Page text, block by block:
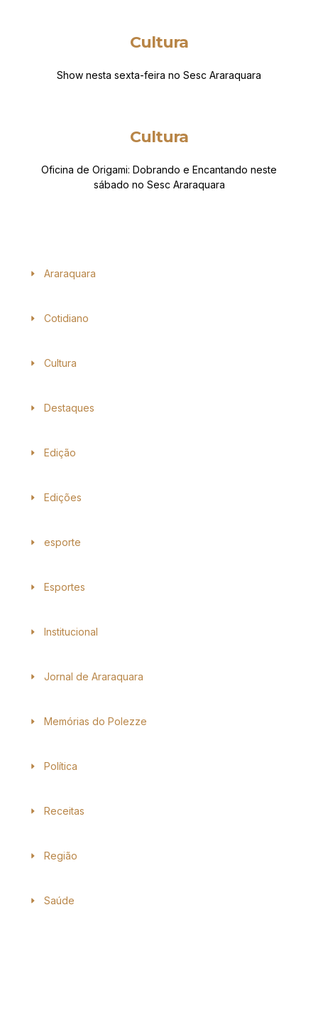
Cultura
Show nesta sexta-feira no Sesc Araraquara
Cultura
Oficina de Origami: Dobrando e Encantando neste
sábado no Sesc Araraquara
Araraquara
Cotidiano
Cultura
Destaques
Edição
Edições
esporte
Esportes
Institucional
Jornal de Araraquara
Memórias do Polezze
Política
Receitas
Região
Saúde